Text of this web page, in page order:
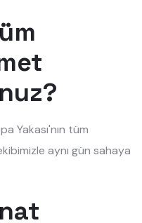
Yakası'nın tüm
aynı gün sahaya